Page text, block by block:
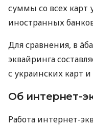
суммы со всех карт
иностранных
Для сравнения, в
эквайринга
с украинских карт
Об интернет-
Работа интернет-